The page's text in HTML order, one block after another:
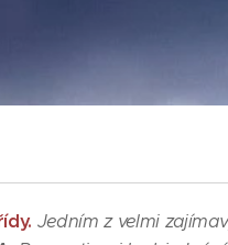
Jedním z velmi